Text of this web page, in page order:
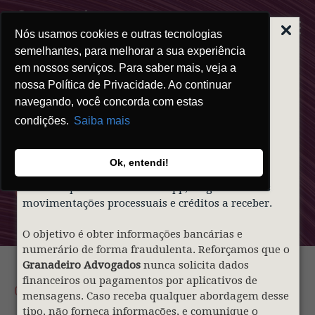
ALERTA | GOLPEDO FALSO
ADVOGADO
Prezados clientes,
Informamos que indivíduos mal-intencionados
identidade visual do nosso sócio
contatar pessoas via WhatsApp, alegando falsas
movimentações processuais e créditos a receber.
O objetivo é obter informações bancárias e
numerário de forma fraudulenta. Reforçamos que o
Granadeiro Advogados nunca solicita dados
financeiros ou pagamentos por aplicativos de
mensagens. Caso receba qualquer abordagem desse
tipo, não forneça informações, e comunique o
Nós usamos cookies e outras tecnologias
semelhantes, para melhorar a sua experiência
em nossos serviços. Para saber mais, veja a
nossa Política de Privacidade. Ao continuar
navegando, você concorda com estas
condições. Saiba mais
Ok, entendi!
Clipping
Granadeiro
01.07.2026